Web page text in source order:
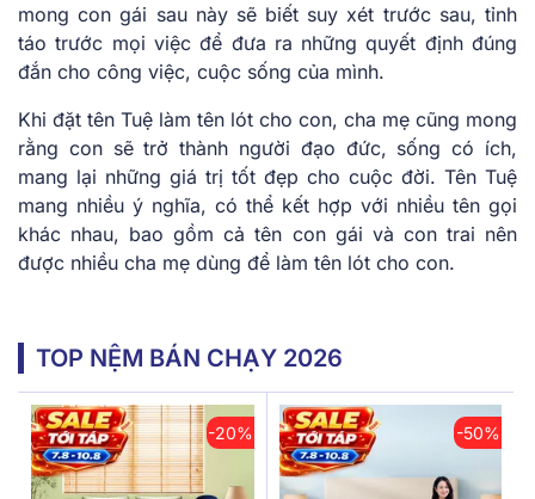
mong con gái sau này sẽ biết suy xét trước sau, tỉnh
táo trước mọi việc để đưa ra những quyết định đúng
đắn cho công việc, cuộc sống của mình.
Khi đặt tên Tuệ làm tên lót cho con, cha mẹ cũng mong
rằng con sẽ trở thành người đạo đức, sống có ích,
mang lại những giá trị tốt đẹp cho cuộc đời. Tên Tuệ
mang nhiều ý nghĩa, có thể kết hợp với nhiều tên gọi
khác nhau, bao gồm cả tên con gái và con trai nên
được nhiều cha mẹ dùng để làm tên lót cho con.
TOP NỆM BÁN CHẠY 2026
-20% -50%